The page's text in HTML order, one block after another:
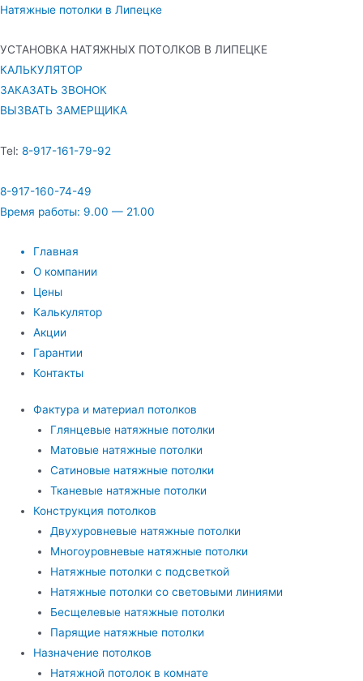
Натяжные потолки в Липецке
УСТАНОВКА НАТЯЖНЫХ ПОТОЛКОВ В ЛИПЕЦКЕ
КАЛЬКУЛЯТОР
ЗАКАЗАТЬ ЗВОНОК
ВЫЗВАТЬ ЗАМЕРЩИКА
Tel: 8-917-161-79-92
8-917-160-74-49
Время работы: 9.00 — 21.00
Главная
О компании
Цены
Калькулятор
Акции
Гарантии
Контакты
Фактура и материал потолков
Глянцевые натяжные потолки
Матовые натяжные потолки
Сатиновые натяжные потолки
Тканевые натяжные потолки
Конструкция потолков
Двухуровневые натяжные потолки
Многоуровневые натяжные потолки
Натяжные потолки с подсветкой
Натяжные потолки со световыми линиями
Бесщелевые натяжные потолки
Парящие натяжные потолки
Назначение потолков
Натяжной потолок в комнате